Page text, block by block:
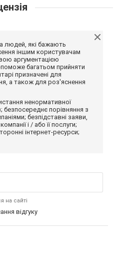
людей, які бажають
іншим користувачам
аргументацією
багатьом прийняти
призначені для
а також для роз'яснення
ненормативної
безпосереднє порівняння з
безпідставні заяви,
і / або її послуги;
інтернет-ресурси;
на сайті
відгуку